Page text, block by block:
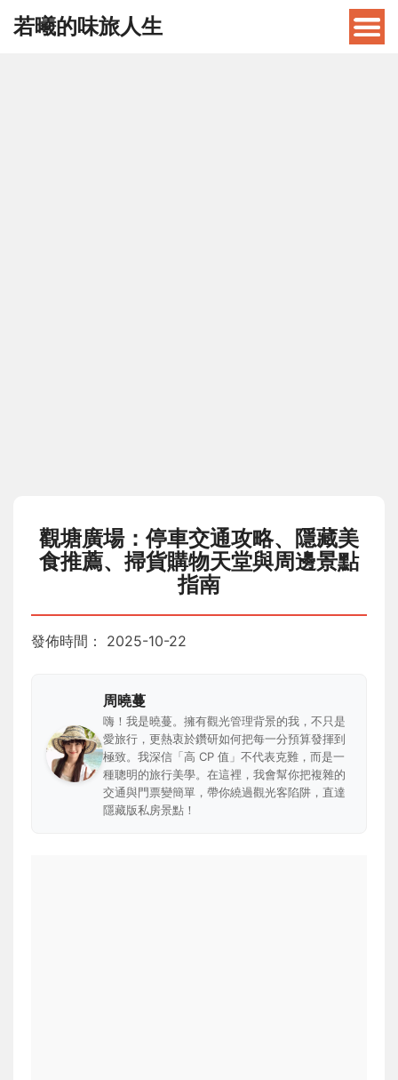
若曦的味旅人生
觀塘廣場：停車交通攻略、隱藏美
食推薦、掃貨購物天堂與周邊景點
指南
發佈時間： 2025-10-22
周曉蔓
嗨！我是曉蔓。擁有觀光管理背景的我，不只是
愛旅行，更熱衷於鑽研如何把每一分預算發揮到
極致。我深信「高 CP 值」不代表克難，而是一
種聰明的旅行美學。在這裡，我會幫你把複雜的
交通與門票變簡單，帶你繞過觀光客陷阱，直達
隱藏版私房景點！